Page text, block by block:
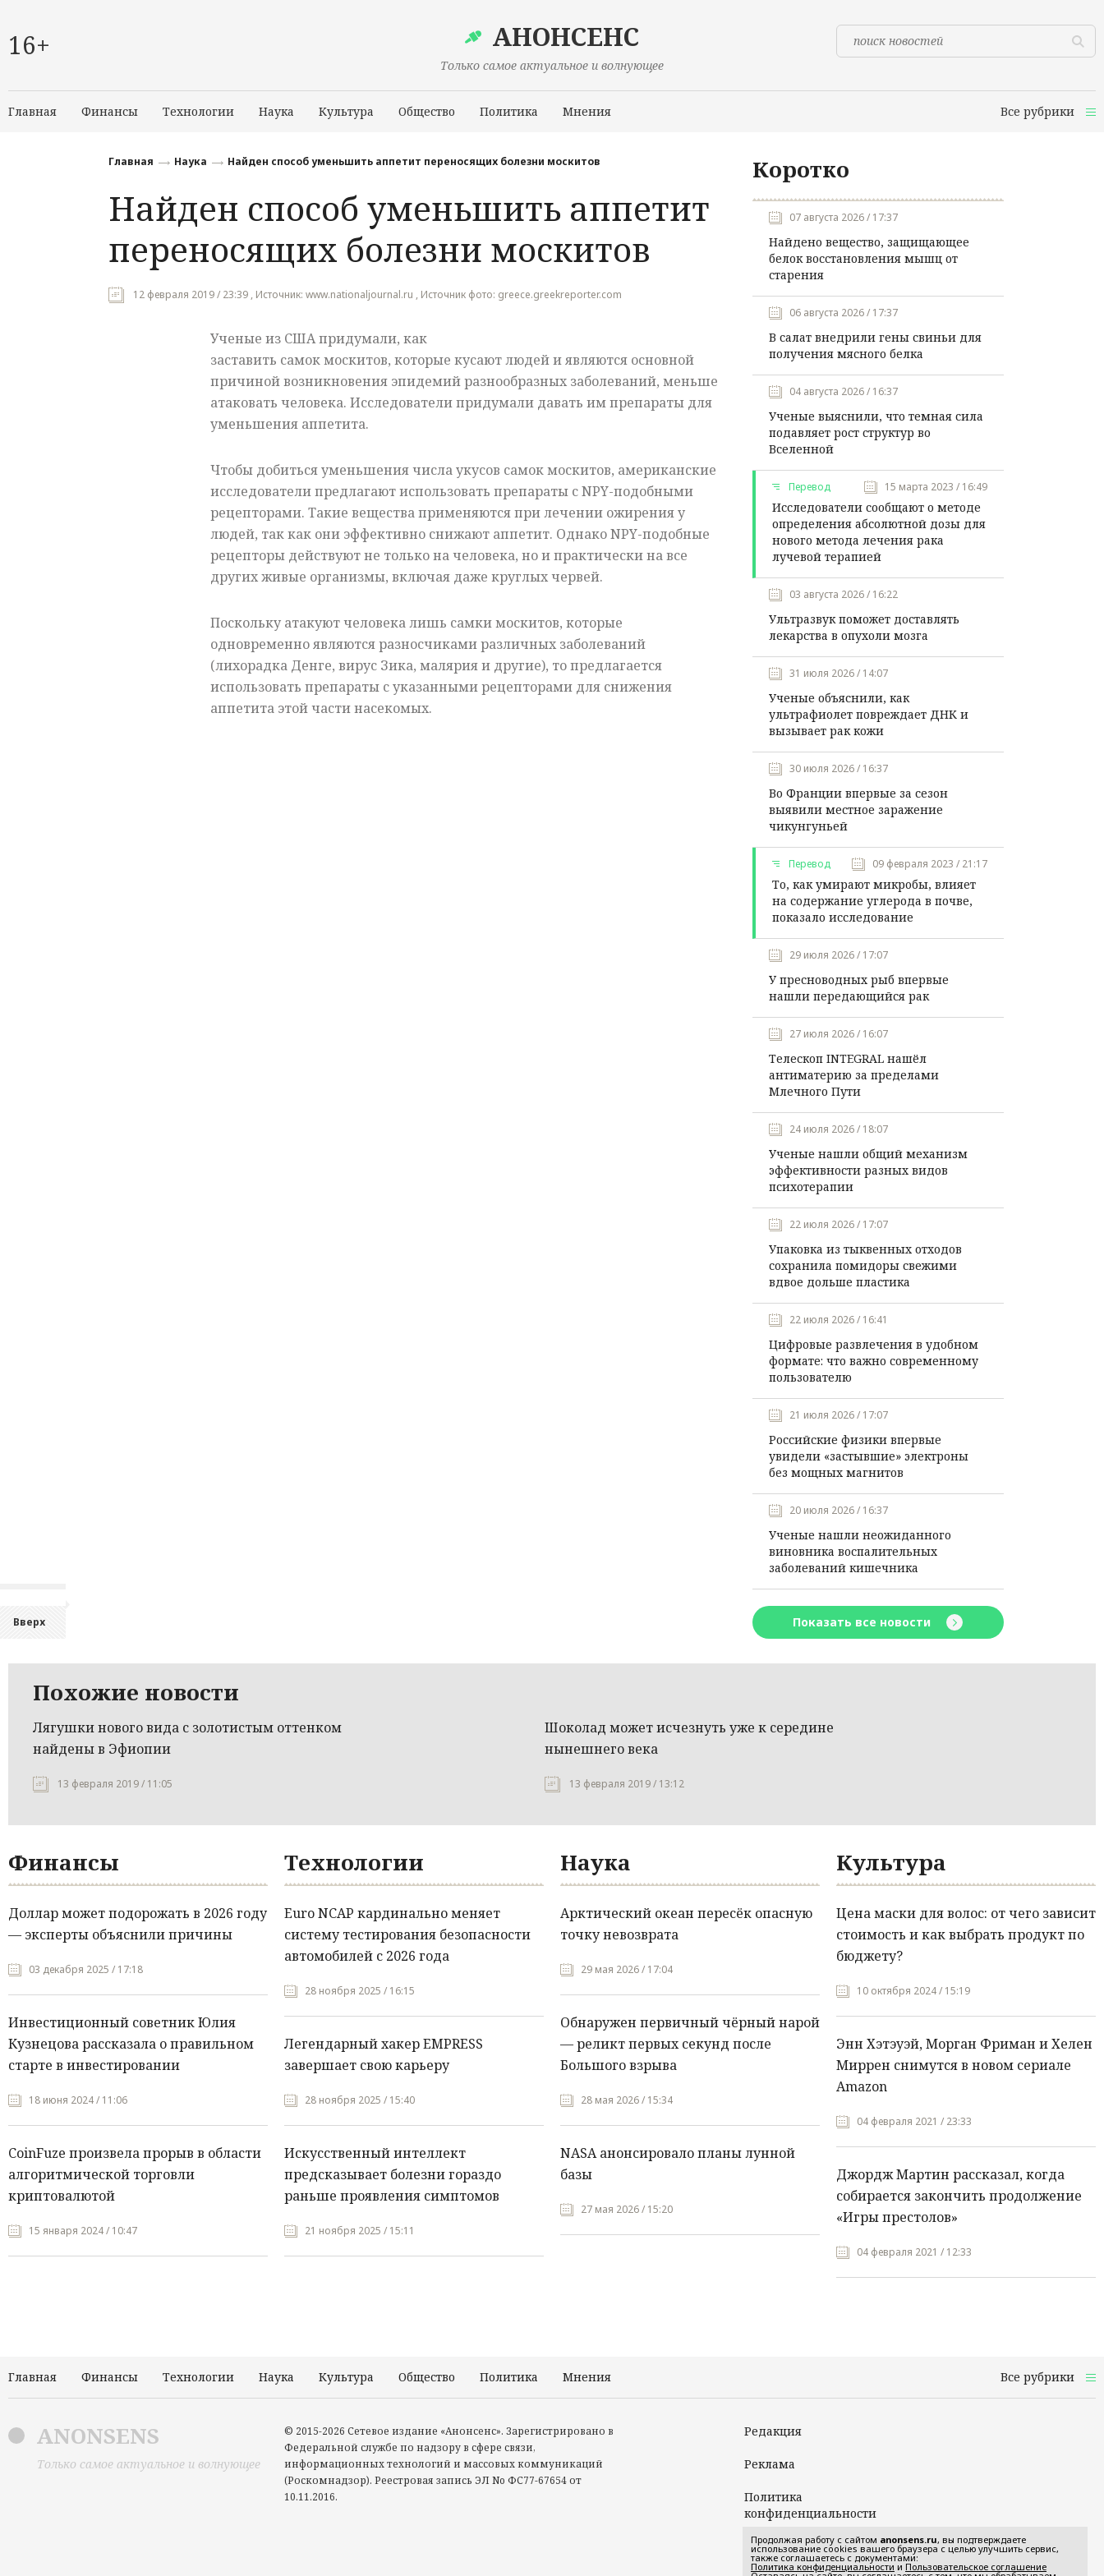
16+ АНОНСЕНС
Только самое актуальное и волнующее
Главная Финансы Технологии Наука Культура Общество Политика Мнения Все рубрики
Происшествия
Вверх
Главная Наука Найден способ уменьшить аппетит переносящих болезни москитов
Найден способ уменьшить аппетит
переносящих болезни москитов
12 февраля 2019 / 23:39 , Источник: www.nationaljournal.ru , Источник фото: greece.greekreporter.com
Ученые из США придумали, как
заставить самок москитов, которые кусают людей и являются основной
причиной возникновения эпидемий разнообразных заболеваний, меньше
атаковать человека. Исследователи придумали давать им препараты для
уменьшения аппетита.
Чтобы добиться уменьшения числа укусов самок москитов, американские
исследователи предлагают использовать препараты сNPY-подобными
рецепторами. Такие вещества применяются при лечении ожирения у
людей, так как они эффективно снижают аппетит. ОднакоNPY-подобные
рецепторы действуют не только на человека, но и практически на все
других живые организмы, включая даже круглых червей.
Поскольку атакуют человека лишь самки москитов, которые
одновременно являются разносчиками различных заболеваний
(лихорадка Денге, вирус Зика, малярия и другие), то предлагается
использовать препараты с указанными рецепторами для снижения
аппетита этой части насекомых.
Коротко
07 августа 2026 / 17:37
Найдено вещество, защищающее
белок восстановления мышц от
старения
06 августа 2026 / 17:37
В салат внедрили гены свиньи для
получения мясного белка
04 августа 2026 / 16:37
Ученые выяснили, что темная сила
подавляет рост структур во
Вселенной
Перевод 15 марта 2023 / 16:49
Исследователи сообщают о методе
определения абсолютной дозы для
нового метода лечения рака
лучевой терапией
03 августа 2026 / 16:22
Ультразвук поможет доставлять
лекарства в опухоли мозга
31 июля 2026 / 14:07
Ученые объяснили, как
ультрафиолет повреждает ДНК и
вызывает рак кожи
30 июля 2026 / 16:37
Во Франции впервые за сезон
выявили местное заражение
чикунгуньей
Перевод 09 февраля 2023 / 21:17
То, как умирают микробы, влияет
на содержание углерода в почве,
показало исследование
29 июля 2026 / 17:07
У пресноводных рыб впервые
нашли передающийся рак
27 июля 2026 / 16:07
Телескоп INTEGRAL нашёл
антиматерию за пределами
Млечного Пути
24 июля 2026 / 18:07
Ученые нашли общий механизм
эффективности разных видов
психотерапии
22 июля 2026 / 17:07
Упаковка из тыквенных отходов
сохранила помидоры свежими
вдвое дольше пластика
22 июля 2026 / 16:41
Цифровые развлечения в удобном
формате: что важно современному
пользователю
21 июля 2026 / 17:07
Российские физики впервые
увидели «застывшие» электроны
без мощных магнитов
20 июля 2026 / 16:37
Ученые нашли неожиданного
виновника воспалительных
заболеваний кишечника
Показать все новости
Похожие новости
Лягушки нового вида с золотистым оттенком
найдены в Эфиопии
13 февраля 2019 / 11:05
Шоколад может исчезнуть уже к середине
нынешнего века
13 февраля 2019 / 13:12
Финансы
Доллар может подорожать в 2026 году
— эксперты объяснили причины
03 декабря 2025 / 17:18
Инвестиционный советник Юлия
Кузнецова рассказала о правильном
старте в инвестировании
18 июня 2024 / 11:06
CoinFuze произвела прорыв в области
алгоритмической торговли
криптовалютой
15 января 2024 / 10:47
Технологии
Euro NCAP кардинально меняет
систему тестирования безопасности
автомобилей с 2026 года
28 ноября 2025 / 16:15
Легендарный хакер EMPRESS
завершает свою карьеру
28 ноября 2025 / 15:40
Искусственный интеллект
предсказывает болезни гораздо
раньше проявления симптомов
21 ноября 2025 / 15:11
Наука
Арктический океан пересёк опасную
точку невозврата
29 мая 2026 / 17:04
Обнаружен первичный чёрный нарой
— реликт первых секунд после
Большого взрыва
28 мая 2026 / 15:34
NASA анонсировало планы лунной
базы
27 мая 2026 / 15:20
Культура
Цена маски для волос: от чего зависит
стоимость и как выбрать продукт по
бюджету?
10 октября 2024 / 15:19
Энн Хэтэуэй, Морган Фриман и Хелен
Миррен снимутся в новом сериале
Amazon
04 февраля 2021 / 23:33
Джордж Мартин рассказал, когда
собирается закончить продолжение
«Игры престолов»
04 февраля 2021 / 12:33
Главная Финансы Технологии Наука Культура Общество Политика Мнения Все рубрики
ANONSENS
Только самое актуальное и волнующее
© 2015-2026 Сетевое издание «Анонсенс». Зарегистрировано в
Федеральной службе по надзору в сфере связи,
информационных технологий и массовых коммуникаций
(Роскомнадзор). Реестровая запись ЭЛ No ФС77-67654 от
10.11.2016.
Редакция
Реклама
Политика
конфиденциальности
Пользовательское
соглашение
Продолжая работу с сайтом anonsens.ru, вы подтверждаете
использование cookies вашего браузера с целью улучшить сервис,
также соглашаетесь с документами:
Политика конфиденциальности и Пользовательское соглашение